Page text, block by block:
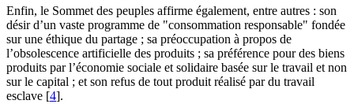
Enfin, le Sommet des peuples affirme également, entre autres : son
désir d’un vaste programme de "consommation responsable" fondée
sur une éthique du partage ; sa préoccupation à propos de
l’obsolescence artificielle des produits ; sa préférence pour des biens
produits par l’économie sociale et solidaire basée sur le travail et non
sur le capital ; et son refus de tout produit réalisé par du travail
esclave [4].